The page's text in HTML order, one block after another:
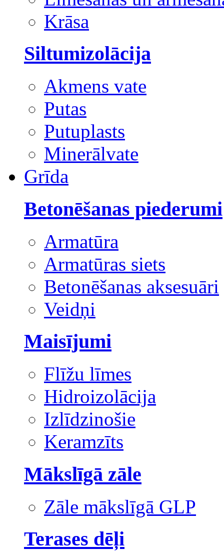
Krāsa
Siltumizolācija
Akmens vate
Putas
Putuplasts
Minerālvate
Grīda
Betonēšanas piederumi
Armatūra
Armatūras siets
Betonēšanas aksesuāri
Veidņi
Maisījumi
Flīžu līmes
Hidroizolācija
Izlīdzinošie
Keramzīts
Mākslīgā zāle
Zāle mākslīgā GLP
Terases dēļi